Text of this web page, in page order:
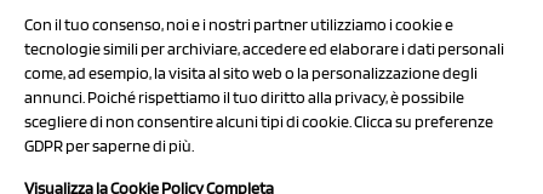
Privacy Policy
Cookie Policy
Chi Siamo
Con il tuo consenso, noi e i nostri partner utilizziamo i cookie e
tecnologie simili per archiviare, accedere ed elaborare i dati personali
come, ad esempio, la visita al sito web o la personalizzazione degli
annunci. Poiché rispettiamo il tuo diritto alla privacy, è possibile
scegliere di non consentire alcuni tipi di cookie. Clicca su preferenze
GDPR per saperne di più.
Visualizza la Cookie Policy Completa